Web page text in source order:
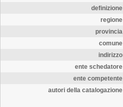
definizione
regione
provincia
comune
indirizzo
ente schedatore
ente competente
autori della catalogazione